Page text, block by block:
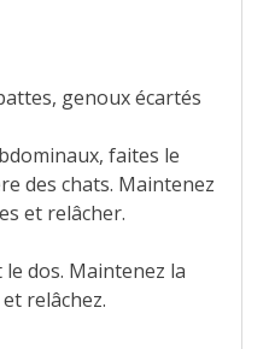
genoux écartés
faites le
des chats. Maintenez
et relâcher.
dos. Maintenez la
relâchez.